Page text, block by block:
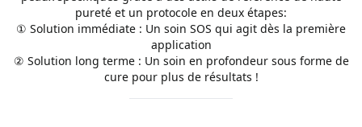
pureté et un protocole en deux étapes:
① Solution immédiate : Un soin SOS qui agit dès la première
application
② Solution long terme : Un soin en profondeur sous forme de
cure pour plus de résultats !